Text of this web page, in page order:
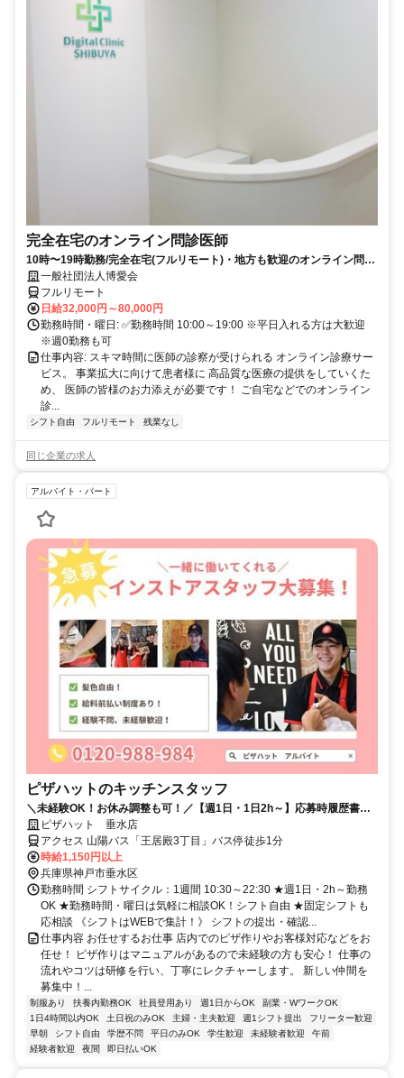
完全在宅のオンライン問診医師
10時〜19時勤務/完全在宅(フルリモート)・地方も歓迎のオンライン問診
業務一般社団法人博愛会
フルリモート
日給32,000円～80,000円
勤務時間・曜日: ✅勤務時間 10:00～19:00 ※平日入れる方は大歓迎
※週0勤務も可
仕事内容: スキマ時間に医師の診察が受けられる オンライン診療サー
ビス。 事業拡大に向けて患者様に 高品質な医療の提供をしていくた
め、 医師の皆様のお力添えが必要です！ ご自宅などでのオンライン
診...
シフト自由 フルリモート 残業なし
同じ企業の求人
アルバイト・パート
ピザハットのキッチンスタッフ
＼未経験OK！お休み調整も可！／【週1日・1日2h～】応募時履歴書不
要！ピザハット 垂水店
アクセス 山陽バス「王居殿3丁目」バス停徒歩1分
時給1,150円以上
兵庫県神戸市垂水区
勤務時間 シフトサイクル：1週間 10:30～22:30 ★週1日・2h～勤務
OK ★勤務時間・曜日は気軽に相談OK！シフト自由 ★固定シフトも
応相談 《シフトはWEBで集計！》 シフトの提出・確認...
仕事内容 お任せするお仕事 店内でのピザ作りやお客様対応などをお
任せ！ ピザ作りはマニュアルがあるので未経験の方も安心！ 仕事の
流れやコツは研修を行い、丁寧にレクチャーします。 新しい仲間を
募集中！...
制服あり 扶養内勤務OK 社員登用あり 週1日からOK
副業・WワークOK
1日4時間以内OK
土日祝のみOK 主婦・主夫歓迎 週1シフト提出
フリーター歓迎
早朝
シフト自由 学歴不問 平日のみOK 学生歓迎 未経験者歓迎
午前
経験者歓迎
夜間 即日払いOK